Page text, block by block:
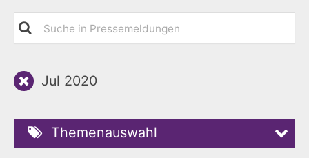
Suche in Pressemeldungen
Jul 2020
Themenauswahl